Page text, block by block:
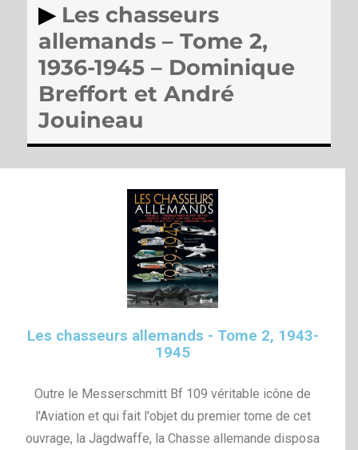
Les chasseurs
allemands – Tome 2,
1936-1945 – Dominique
Breffort et André
Jouineau
Les chasseurs allemands - Tome 2, 1943-
1945
Outre le Messerschmitt Bf 109 véritable icône de
l'Aviation et qui fait l'objet du premier tome de cet
ouvrage, la Jagdwaffe, la Chasse allemande disposa